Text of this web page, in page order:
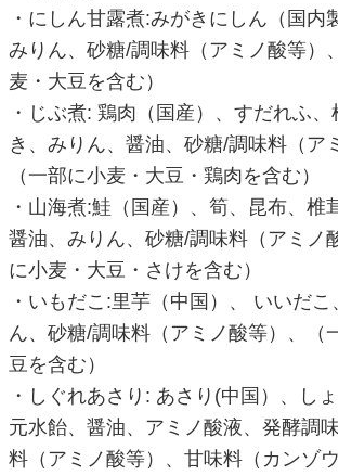
・にしん甘露煮:みがきにしん（国内
みりん、砂糖/調味料（アミノ酸等）
麦・大豆を含む）
・じぶ煮: 鶏肉（国産）、すだれふ
き、みりん、醤油、砂糖/調味料（ア
（一部に小麦・大豆・鶏肉を含む）
・山海煮:鮭（国産）、筍、昆布、椎
醤油、みりん、砂糖/調味料（アミノ
に小麦・大豆・さけを含む）
・いもだこ:里芋（中国）、 いいだこ
ん、砂糖/調味料（アミノ酸等）、（
豆を含む）
・しぐれあさり: あさり(中国）、し
元水飴、醤油、アミノ酸液、発酵調
料（アミノ酸等）、甘味料（カンゾ